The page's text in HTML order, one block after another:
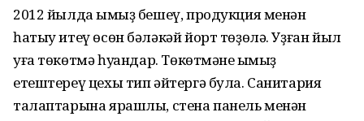
2012 йылда ҡымыҙ бешеү, продукция менән
һатыу итеү өсөн бәләкәй йорт төҙөлә. Уҙған йыл
уға төкөтмә һуҡҡандар. Төкөтмәне ҡымыҙ
етештереү цехы тип әйтергә була. Санитария
талаптарына ярашлы, стена панель менән